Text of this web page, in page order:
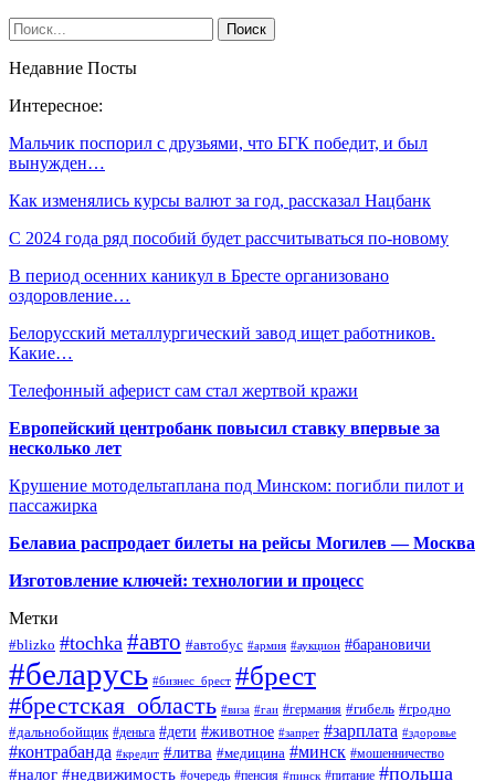
Недавние Посты
Интересное:
Мальчик поспорил с друзьями, что БГК победит, и был
вынужден…
Как изменялись курсы валют за год, рассказал Нацбанк
С 2024 года ряд пособий будет рассчитываться по-новому
В период осенних каникул в Бресте организовано
оздоровление…
Белорусский металлургический завод ищет работников.
Какие…
Телефонный аферист сам стал жертвой кражи
Европейский центробанк повысил ставку впервые за
несколько лет
Крушение мотодельтаплана под Минском: погибли пилот и
пассажирка
Белавиа распродает билеты на рейсы Могилев — Москва
Изготовление ключей: технологии и процесс
Метки
#blizko #tochka #авто #автобус #армия #аукцион #барановичи
#беларусь #бизнес_брест #брест
#брестская_область #виза #гаи #германия #гибель #гродно
#дальнобойщик #деньга #дети #животное #запрет #зарплата #здоровье
#контрабанда #кредит #литва #медицина #минск #мошенничество
#налог #недвижимость #очередь #пенсия #пинск #питание #польша